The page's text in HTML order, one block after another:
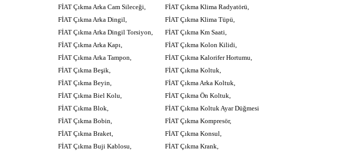
FİAT Çıkma Arka Cam Sileceği,
FİAT Çıkma Arka Dingil,
FİAT Çıkma Arka Dingil Torsiyon,
FİAT Çıkma Arka Kapı,
FİAT Çıkma Arka Tampon,
FİAT Çıkma Beşik,
FİAT Çıkma Beyin,
FİAT Çıkma Biel Kolu,
FİAT Çıkma Blok,
FİAT Çıkma Bobin,
FİAT Çıkma Braket,
FİAT Çıkma Buji Kablosu,
FİAT Çıkma Klima Radyatörü,
FİAT Çıkma Klima Tüpü,
FİAT Çıkma Km Saati,
FİAT Çıkma Kolon Kilidi,
FİAT Çıkma Kalorifer Hortumu,
FİAT Çıkma Koltuk,
FİAT Çıkma Arka Koltuk,
FİAT Çıkma Ön Koltuk,
FİAT Çıkma Koltuk Ayar Düğmesi
FİAT Çıkma Kompresör,
FİAT Çıkma Konsul,
FİAT Çıkma Krank,